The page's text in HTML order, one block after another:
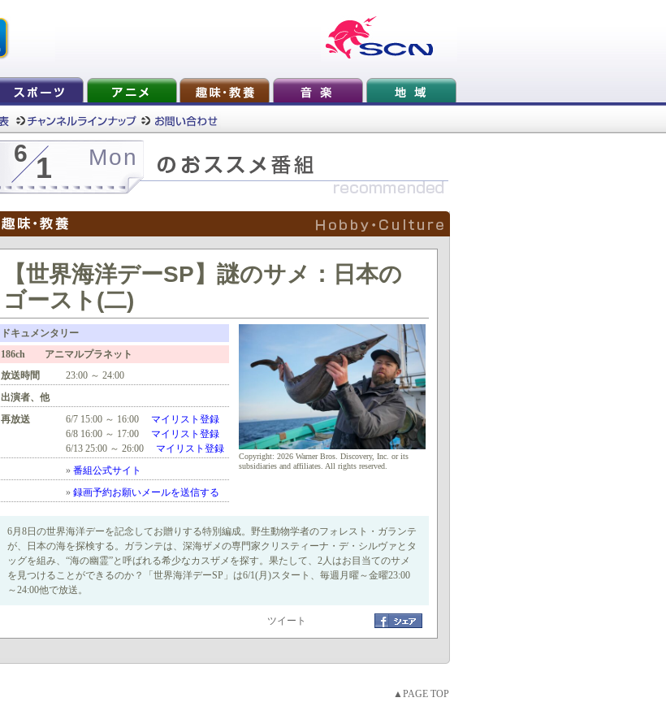
6 1 Mon
【世界海洋デーSP】謎のサメ：日本の
ゴースト(二)
ドキュメンタリー
186ch アニマルプラネット
放送時間
23:00 ～ 24:00
出演者、他
再放送
6/7 15:00 ～ 16:00 マイリスト登録
6/8 16:00 ～ 17:00 マイリスト登録
6/13 25:00 ～ 26:00 マイリスト登録
» 番組公式サイト
» 録画予約お願いメールを送信する
Copyright: 2026 Warner Bros. Discovery, Inc. or its
subsidiaries and affiliates. All rights reserved.
6月8日の世界海洋デーを記念してお贈りする特別編成。野生動物学者のフォレスト・ガランテ
が、日本の海を探検する。ガランテは、深海ザメの専門家クリスティーナ・デ・シルヴァとタ
ッグを組み、“海の幽霊”と呼ばれる希少なカスザメを探す。果たして、2人はお目当てのサメ
を見つけることができるのか？「世界海洋デーSP」は6/1(月)スタート、毎週月曜～金曜23:00
～24:00他で放送。
ツイート
▲PAGE TOP